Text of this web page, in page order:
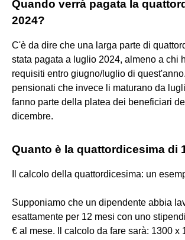
Quando verrà pagata la
2024?
C'è da dire che una larga parte di
stata pagata a luglio 2024, almeno a chi
requisiti entro giugno/luglio di
pensionati che invece li maturano da
fanno parte della platea dei beneficiari
dicembre.
Quanto è la quattordicesima di
Il calcolo della quattordicesima: un
Supponiamo che un dipendente abbia
esattamente per 12 mesi con uno
€ al mese. Il calcolo da fare sarà: 1300 x